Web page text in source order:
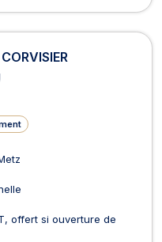
offert si ouverture de